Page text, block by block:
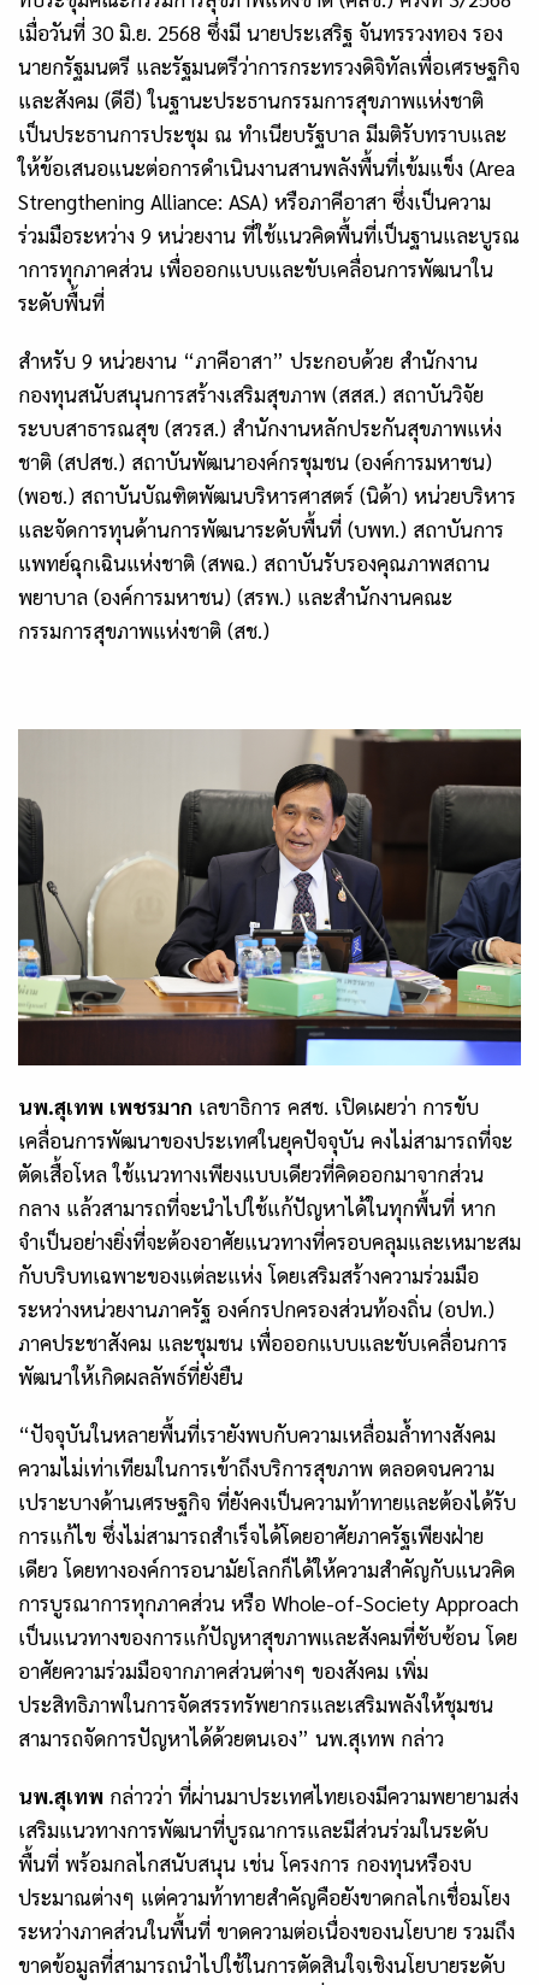
เมื่อวันที่ 30มิ.ย. 2568 ซึ่งมี นายประเสริฐ จันทรรวงทอง รอง
นายกรัฐมนตรี และรัฐมนตรีว่าการกระทรวงดิจิทัลเพื่อเศรษฐกิจ
และสังคม (ดีอี) ในฐานะประธานกรรมการสุขภาพแห่งชาติ
เป็นประธานการประชุม ณ ทำเนียบรัฐบาล มีมติรับทราบและ
ให้ข้อเสนอแนะต่อการดำเนินงานสานพลังพื้นที่เข้มแข็ง (Area
Strengthening Alliance: ASA) หรือภาคีอาสา ซึ่งเป็นความ
ร่วมมือระหว่าง 9 หน่วยงาน ที่ใช้แนวคิดพื้นที่เป็นฐานและบูรณ
าการทุกภาคส่วน เพื่อออกแบบและขับเคลื่อนการพัฒนาใน
ระดับพื้นที่
สำหรับ 9 หน่วยงาน “ภาคีอาสา” ประกอบด้วย สำนักงาน
กองทุนสนับสนุนการสร้างเสริมสุขภาพ (สสส.) สถาบันวิจัย
ระบบสาธารณสุข (สวรส.) สำนักงานหลักประกันสุขภาพแห่ง
ชาติ (สปสช.) สถาบันพัฒนาองค์กรชุมชน (องค์การมหาชน)
(พอช.) สถาบันบัณฑิตพัฒนบริหารศาสตร์ (นิด้า) หน่วยบริหาร
และจัดการทุนด้านการพัฒนาระดับพื้นที่ (บพท.) สถาบันการ
แพทย์ฉุกเฉินแห่งชาติ (สพฉ.) สถาบันรับรองคุณภาพสถาน
พยาบาล (องค์การมหาชน) (สรพ.) และสำนักงานคณะ
กรรมการสุขภาพแห่งชาติ (สช.)
นพ.สุเทพ เพชรมาก เลขาธิการ คสช. เปิดเผยว่า การขับ
เคลื่อนการพัฒนาของประเทศในยุคปัจจุบัน คงไม่สามารถที่จะ
ตัดเสื้อโหล ใช้แนวทางเพียงแบบเดียวที่คิดออกมาจากส่วน
กลาง แล้วสามารถที่จะนำไปใช้แก้ปัญหาได้ในทุกพื้นที่ หาก
จำเป็นอย่างยิ่งที่จะต้องอาศัยแนวทางที่ครอบคลุมและเหมาะสม
กับบริบทเฉพาะของแต่ละแห่ง โดยเสริมสร้างความร่วมมือ
ระหว่างหน่วยงานภาครัฐ องค์กรปกครองส่วนท้องถิ่น (อปท.)
ภาคประชาสังคม และชุมชน เพื่อออกแบบและขับเคลื่อนการ
พัฒนาให้เกิดผลลัพธ์ที่ยั่งยืน
“ปัจจุบันในหลายพื้นที่เรายังพบกับความเหลื่อมล้ำทางสังคม
ความไม่เท่าเทียมในการเข้าถึงบริการสุขภาพ ตลอดจนความ
เปราะบางด้านเศรษฐกิจ ที่ยังคงเป็นความท้าทายและต้องได้รับ
การแก้ไข ซึ่งไม่สามารถสำเร็จได้โดยอาศัยภาครัฐเพียงฝ่าย
เดียว โดยทางองค์การอนามัยโลกก็ได้ให้ความสำคัญกับแนวคิด
การบูรณาการทุกภาคส่วน หรือ Whole-of-Society Approach
เป็นแนวทางของการแก้ปัญหาสุขภาพและสังคมที่ซับซ้อน โดย
อาศัยความร่วมมือจากภาคส่วนต่างๆ ของสังคม เพิ่ม
ประสิทธิภาพในการจัดสรรทรัพยากรและเสริมพลังให้ชุมชน
สามารถจัดการปัญหาได้ด้วยตนเอง” นพ.สุเทพ กล่าว
นพ.สุเทพ กล่าวว่า ที่ผ่านมาประเทศไทยเองมีความพยายามส่ง
เสริมแนวทางการพัฒนาที่บูรณาการและมีส่วนร่วมในระดับ
พื้นที่ พร้อมกลไกสนับสนุน เช่น โครงการ กองทุนหรืองบ
ประมาณต่างๆ แต่ความท้าทายสำคัญคือยังขาดกลไกเชื่อมโยง
ระหว่างภาคส่วนในพื้นที่ ขาดความต่อเนื่องของนโยบาย รวมถึง
ขาดข้อมูลที่สามารถนำไปใช้ในการตัดสินใจเชิงนโยบายระดับ